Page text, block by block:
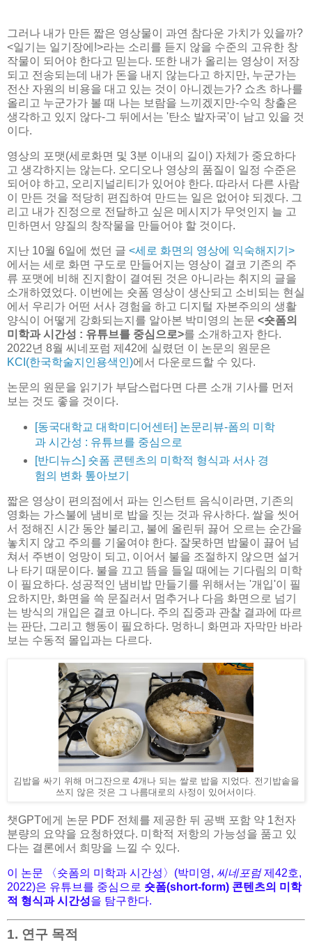
그러나 내가 만든 짧은 영상물이 과연 참다운 가치가 있을까?
<일기는 일기장에!>라는 소리를 듣지 않을 수준의 고유한 창
작물이 되어야 한다고 믿는다. 또한 내가 올리는 영상이 저장
되고 전송되는데 내가 돈을 내지 않는다고 하지만, 누군가는
전산 자원의 비용을 대고 있는 것이 아니겠는가? 쇼츠 하나를
올리고 누군가가 볼 때 나는 보람을 느끼겠지만-수익 창출은
생각하고 있지 않다-그 뒤에서는 '탄소 발자국'이 남고 있을 것
이다.
영상의 포맷(세로화면 및 3분 이내의 길이) 자체가 중요하다
고 생각하지는 않는다. 오디오나 영상의 품질이 일정 수준은
되어야 하고, 오리지널리티가 있어야 한다. 따라서 다른 사람
이 만든 것을 적당히 편집하여 만드는 일은 없어야 되겠다. 그
리고 내가 진정으로 전달하고 싶은 메시지가 무엇인지 늘 고
민하면서 양질의 창작물을 만들어야 할 것이다.
지난 10월 6일에 썼던 글 <세로 화면의 영상에 익숙해지기>
에서는 세로 화면 구도로 만들어지는 영상이 결코 기존의 주
류 포맷에 비해 진지함이 결여된 것은 아니라는 취지의 글을
소개하였었다. 이번에는 숏폼 영상이 생산되고 소비되는 현실
에서 우리가 어떤 서사 경험을 하고 디지털 자본주의의 생활
양식이 어떻게 강화되는지를 알아본 박미영의 논문 <숏폼의
미학과 시간성 : 유튜브를 중심으로>를 소개하고자 한다.
2022년 8월 씨네포럼 제42에 실렸던 이 논문의 원문은
KCI(한국학술지인용색인)에서 다운로드할 수 있다.
논문의 원문을 읽기가 부담스럽다면 다른 소개 기사를 먼저
보는 것도 좋을 것이다.
[동국대학교 대학미디어센터] 논문리뷰-폼의 미학
과 시간성 : 유튜브를 중심으로
[반디뉴스] 숏폼 콘텐츠의 미학적 형식과 서사 경
험의 변화 톺아보기
짧은 영상이 편의점에서 파는 인스턴트 음식이라면, 기존의
영화는 가스불에 냄비로 밥을 짓는 것과 유사하다. 쌀을 씻어
서 정해진 시간 동안 불리고, 불에 올린뒤 끓어 오르는 순간을
놓치지 않고 주의를 기울여야 한다. 잘못하면 밥물이 끓어 넘
쳐서 주변이 엉망이 되고, 이어서 불을 조절하지 않으면 설거
나 타기 때문이다. 불을 끄고 뜸을 들일 때에는 기다림의 미학
이 필요하다. 성공적인 냄비밥 만들기를 위해서는 '개입'이 필
요하지만, 화면을 쓱 문질러서 멈추거나 다음 화면으로 넘기
는 방식의 개입은 결코 아니다. 주의 집중과 관찰 결과에 따르
는 판단, 그리고 행동이 필요하다. 멍하니 화면과 자막만 바라
보는 수동적 몰입과는 다르다.
김밥을 싸기 위해 머그잔으로 4개나 되는 쌀로 밥을 지었다. 전기밥솥을
쓰지 않은 것은 그 나름대로의 사정이 있어서이다.
챗GPT에게 논문 PDF 전체를 제공한 뒤 공백 포함 약 1천자
분량의 요약을 요청하였다. 미학적 저항의 가능성을 품고 있
다는 결론에서 희망을 느낄 수 있다.
이 논문 〈숏폼의 미학과 시간성〉(박미영, 씨네포럼제42호,
2022)은 유튜브를 중심으로 숏폼(short-form) 콘텐츠의 미학
적 형식과 시간성을 탐구한다.
1. 연구 목적